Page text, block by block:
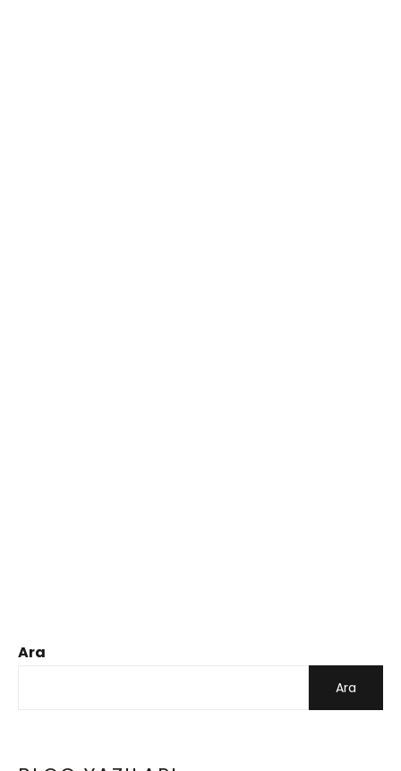
Ara
Ara